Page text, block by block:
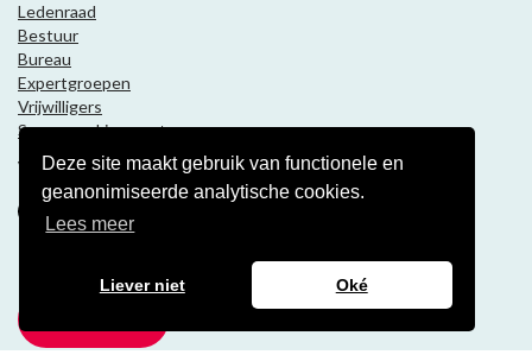
Deze site maakt gebruik van functionele en
geanonimiseerde analytische cookies.
Lees meer
Liever niet Oké
Ledenraad
Bestuur
Bureau
Expertgroepen
Vrijwilligers
Samenwerkingspartners
Volg ons